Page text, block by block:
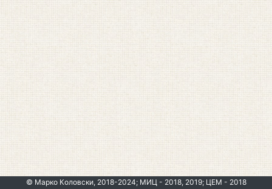
© Марко Коловски, 2018-2024; МИЦ - 2018, 2019; ЦЕМ - 2018